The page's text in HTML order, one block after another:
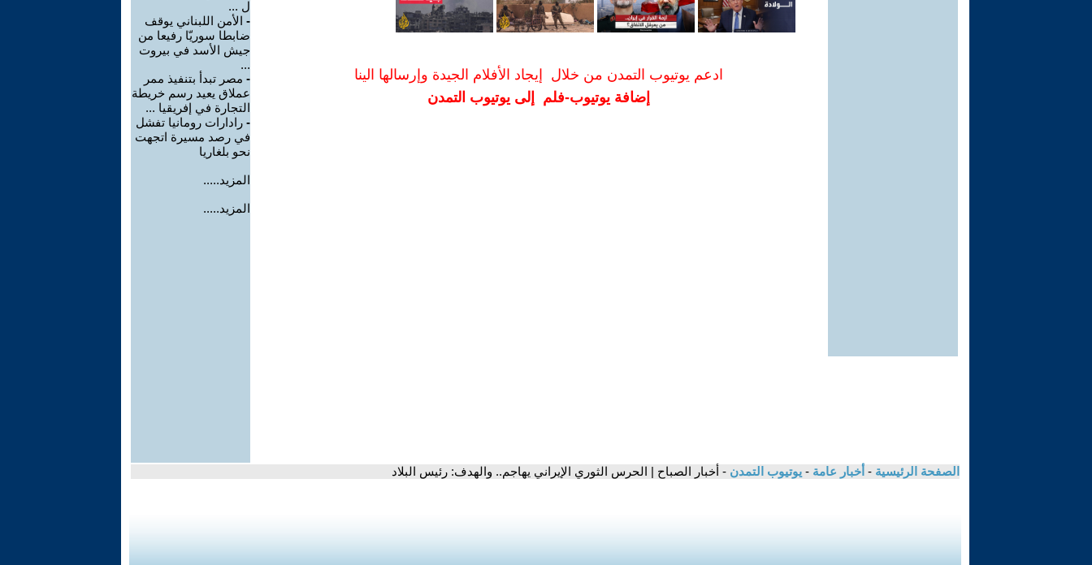
ادعم يوتيوب التمدن من خلال إيجاد الأفلام الجيدة وإرسالها الينا
إضافة يوتيوب-فلم إلى يوتيوب التمدن
ل ...
- الأمن اللبناني يوقف
ضابطا سوريّا رفيعا من
جيش الأسد في بيروت
...
- مصر تبدأ بتنفيذ ممر
عملاق يعيد رسم خريطة
التجارة في إفريقيا ...
- رادارات رومانيا تفشل
في رصد مسيرة اتجهت
نحو بلغاريا
المزيد.....
المزيد.....
الصفحة الرئيسية - أخبار عامة - يوتيوب التمدن - أخبار الصباح | الحرس الثوري الإيراني يهاجم.. والهدف: رئيس البلاد